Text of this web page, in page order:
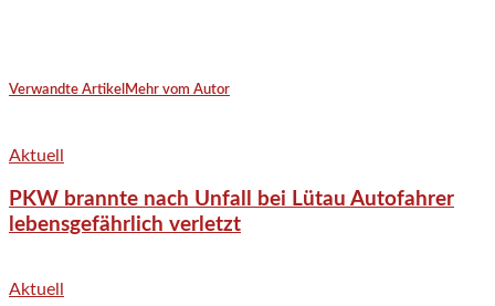
Verwandte Artikel Mehr vom Autor
Aktuell
PKW brannte nach Unfall bei Lütau Autofahrer
lebensgefährlich verletzt
Aktuell